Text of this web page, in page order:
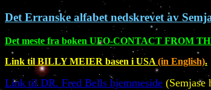
Det Erranske alfabet nedskrevet av
Det meste fra boken UFO-CONTACT FROM
Link til BILLY MEIER basen i USA (in English).
Link til DR. Fred Bells hjemmeside (Semjase